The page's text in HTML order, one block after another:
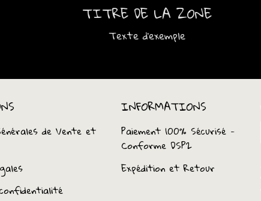
TITRE DE LA ZONE
Texte d'exemple
de Vente et
INFORMATIONS
Paiement 100% Sécurisé -
Conforme DSP2
Expédition et Retour